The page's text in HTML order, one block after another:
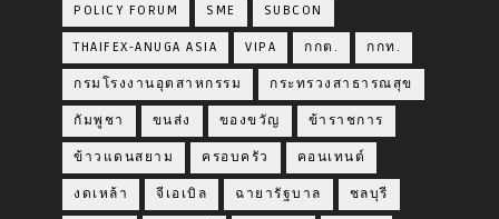
POLICY FORUM SME SUBCON
THAIFEX-ANUGA ASIA VIPA กกต. กกท.
กรมโรงงานอุตสาหกรรม กระทรวงสาธารณสุข
กัมพูชา ขนส่ง ของขวัญ ข้าราชการ
ข้าวแดนสยาม ครอบครัว คอนเทนต์
งดเหล้า จีเอเบิล ฉายารัฐบาล ชลบุรี